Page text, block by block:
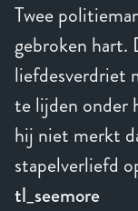
Twee
gebroken hart.
liefdesverdriet
te lijden onder
hij niet merkt
stapelverliefd
tl_seemore